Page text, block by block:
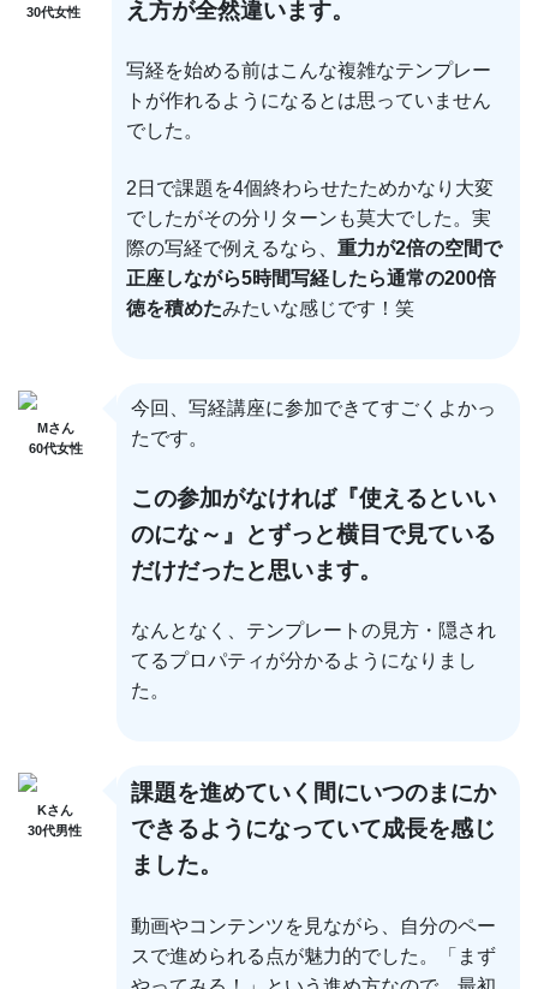
30代女性 え方が全然違います。
写経を始める前はこんな複雑なテンプレー
トが作れるようになるとは思っていません
でした。
2日で課題を4個終わらせたためかなり大変
でしたがその分リターンも莫大でした。実
際の写経で例えるなら、重力が2倍の空間で
正座しながら5時間写経したら通常の200倍
徳を積めたみたいな感じです！笑
Mさん
60代女性
今回、写経講座に参加できてすごくよかっ
たです。
この参加がなければ『使えるといい
のにな～』とずっと横目で見ている
だけだったと思います。
なんとなく、テンプレートの見方・隠され
てるプロパティが分かるようになりまし
た。
Kさん
30代男性
課題を進めていく間にいつのまにか
できるようになっていて成長を感じ
ました。
動画やコンテンツを見ながら、自分のペー
スで進められる点が魅力的でした。「まず